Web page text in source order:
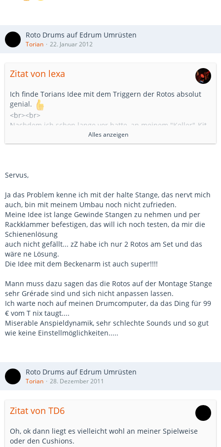
Roto Drums auf Edrum Umrüsten
Torian 22. Januar 2012
Zitat von lexa
Ich finde Torians Idee mit dem Triggern der Rotos absolut
genial.
<br><br>
Nachdem ich schon lange vor hatte, an meinem "Keller"-Kit
die Toms zu ersetzen, kam mir dieser Thread genau recht.
<br>
dem Triggern wollte ich unbedingt die Halterung
hat mir noch nie gefallen - zu unflexibel.<br>
Prima wäre es, die Gewindestange anders zu befestigen, am
flexibelsten wäre es an einem Beckenarmhalter. Da ist der
Durchmesser der Gewindestange allerdings zu klein.
Müsste nochmal etwas drumrum - ein Metalrohr.
Vermutlich keine neue Idee, nachdem ich hier jedoch auf
die Schnelle nichts gefunden habe, setze ich meine Lösung
einfach mal in Torians Thread - ich hoffe, das ist ok,
<br><br>
Im Baumarkt für 7,- Euro eine Gewindestange M10 +
passendes Rundrohr gekauft. Zuhause festgestellt, dass
Remo natürlich doch kein M10 verwendet hat - war ja
beinahe klar. Die Mutter, die ich zum Bestimmen des
Gewindes verwendet habe hat mich reingelegt.
src="http://www.axelwinkler.com/infos/forum/rorotom/roto1.
jpg" width="375" height="281"</img> <img
Dann das Gewinde in ein Stück Rundrohr eingeklebt.
gerade die Haltbarkeit eines anderen 2-Komponenten-
Kleber.
Alles anzeigen
Servus,
Ja das Problem kenne ich mit der halte Stange, das nervt mich
auch, bin mit meinem Umbau noch nicht zufrieden.
Meine Idee ist lange Gewinde Stangen zu nehmen und per
Rackklammer befestigen, das will ich noch testen, da mir die
Schienenlösung
auch nicht gefällt... zZ habe ich nur 2 Rotos am Set und das
wäre ne Lösung.
Die Idee mit dem Beckenarm ist auch super!!!!
Mann muss dazu sagen das die Rotos auf der Montage Stange
sehr Grérade sind und sich nicht anpassen lassen.
Ich warte noch auf meinen Drumcomputer, da das Ding für 99
€ vom T nix taugt....
Miserable Anspieldynamik, sehr schlechte Sounds und so gut
wie keine Einstellmöglichkeiten.....
Roto Drums auf Edrum Umrüsten
Torian 28. Dezember 2011
Zitat von TD6
Oh, ok dann liegt es vielleicht wohl an meiner Spielweise
oder den Cushions.